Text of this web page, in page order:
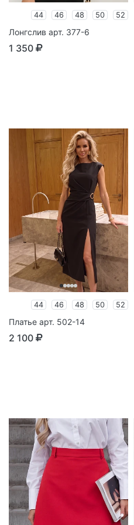
44 46 48 50 52
Лонгслив арт. 377-6
1 350
44 46 48 50 52
Платье арт. 502-14
2 100